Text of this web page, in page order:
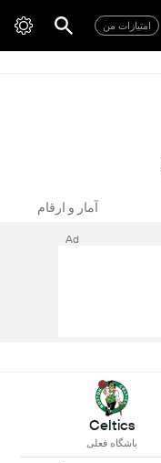
امتیازات من
آمار و ارقام
Ad
Celtics
باشگاه فعلی